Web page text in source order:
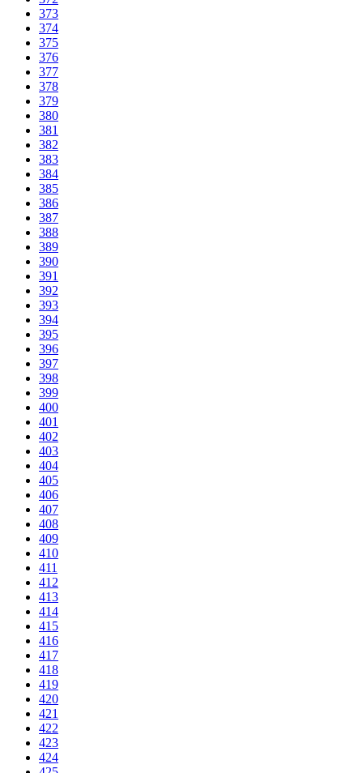
373
374
375
376
377
378
379
380
381
382
383
384
385
386
387
388
389
390
391
392
393
394
395
396
397
398
399
400
401
402
403
404
405
406
407
408
409
410
411
412
413
414
415
416
417
418
419
420
421
422
423
424